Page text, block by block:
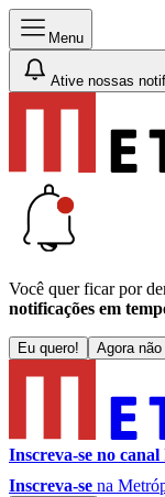
Menu
Ative nossas
Você quer ficar por
notificações em
Eu quero! Agora não
Inscreva-se no canal
Inscreva-se na